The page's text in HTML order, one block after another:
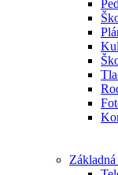
Základná